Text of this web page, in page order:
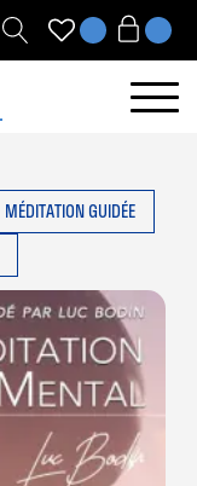
MÉDITATION GUIDÉE